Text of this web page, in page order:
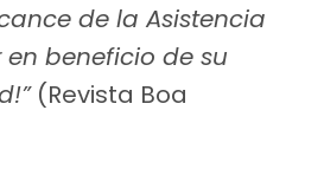
de la Asistencia
beneficio de su
(Revista Boa